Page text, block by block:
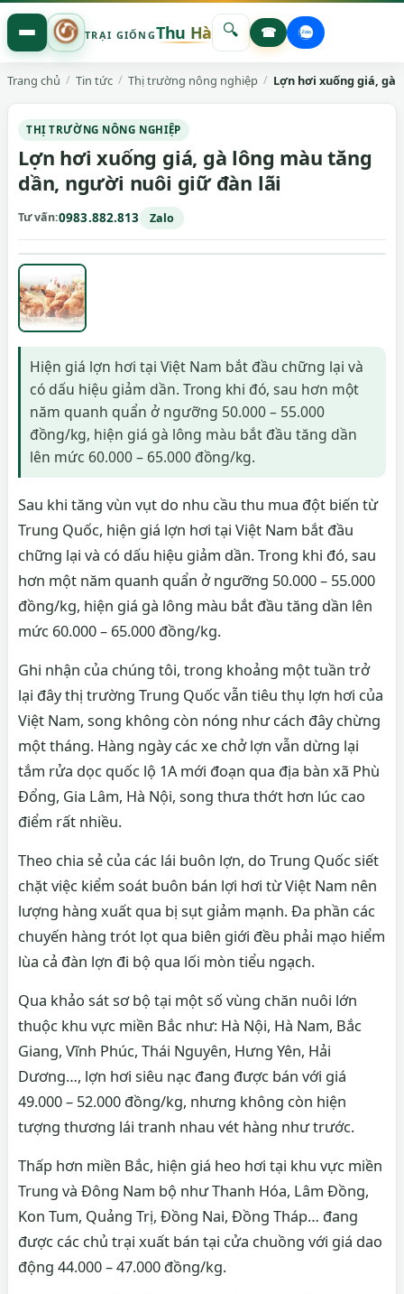
TRẠI GIỐNGThu Hà 🔍 ☎
Trang chủ Tin tức Thị trường nông nghiệp Lợn hơi xuống giá,
THỊ TRƯỜNG NÔNG NGHIỆP
Lợn hơi xuống giá, gà lông màu tăng
dần, người nuôi giữ đàn lãi
Tư vấn 0983.882.813 Zalo
Hiện giá lợn hơi tại Việt Nam bắt đầu chững lại và
có dấu hiệu giảm dần. Trong khi đó, sau hơn một
năm quanh quẩn ở ngưỡng 50.000 – 55.000
đồng/kg, hiện giá gà lông màu bắt đầu tăng dần
lên mức 60.000 – 65.000 đồng/kg.
Sau khi tăng vùn vụt do nhu cầu thu mua đột biến từ
Trung Quốc, hiện giá lợn hơi tại Việt Nam bắt đầu
chững lại và có dấu hiệu giảm dần. Trong khi đó, sau
hơn một năm quanh quẩn ở ngưỡng 50.000 – 55.000
đồng/kg, hiện giá gà lông màu bắt đầu tăng dần lên
mức 60.000 – 65.000 đồng/kg.
Ghi nhận của chúng tôi, trong khoảng một tuần trở
lại đây thị trường Trung Quốc vẫn tiêu thụ lợn hơi của
Việt Nam, song không còn nóng như cách đây chừng
một tháng. Hàng ngày các xe chở lợn vẫn dừng lại
tắm rửa dọc quốc lộ 1A mới đoạn qua địa bàn xã Phù
Đổng, Gia Lâm, Hà Nội, song thưa thớt hơn lúc cao
điểm rất nhiều.
Theo chia sẻ của các lái buôn lợn, do Trung Quốc siết
chặt việc kiểm soát buôn bán lợi hơi từ Việt Nam nên
lượng hàng xuất qua bị sụt giảm mạnh. Đa phần các
chuyến hàng trót lọt qua biên giới đều phải mạo hiểm
lùa cả đàn lợn đi bộ qua lối mòn tiểu ngạch.
Qua khảo sát sơ bộ tại một số vùng chăn nuôi lớn
thuộc khu vực miền Bắc như: Hà Nội, Hà Nam, Bắc
Giang, Vĩnh Phúc, Thái Nguyên, Hưng Yên, Hải
Dương…, lợn hơi siêu nạc đang được bán với giá
49.000 – 52.000 đồng/kg, nhưng không còn hiện
tượng thương lái tranh nhau vét hàng như trước.
Thấp hơn miền Bắc, hiện giá heo hơi tại khu vực miền
Trung và Đông Nam bộ như Thanh Hóa, Lâm Đồng,
Kon Tum, Quảng Trị, Đồng Nai, Đồng Tháp… đang
được các chủ trại xuất bán tại cửa chuồng với giá dao
động 44.000 – 47.000 đồng/kg.